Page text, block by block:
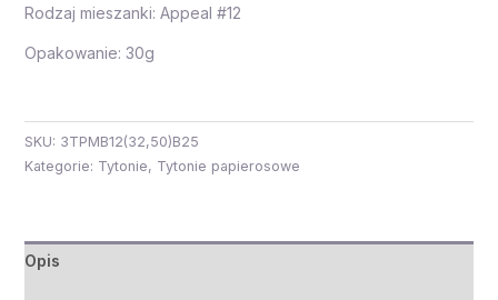
Rodzaj mieszanki: Appeal #12
Opakowanie: 30g
SKU: 3TPMB12(32,50)B25
Kategorie: Tytonie, Tytonie papierosowe
Opis